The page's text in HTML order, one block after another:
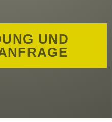
UND